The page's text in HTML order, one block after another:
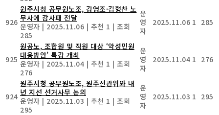
926
원주시청 공무원노조, 강영조·김형찬 노
무사에 감사패 전달
운영자 | 2025.11.06 | 추천 1 | 조회
285
운
영
자
2025.11.06 1 285
925
원공노, 조합원 및 직원 대상 ‘악성민원
대응방안’ 특강 개최
운영자 | 2025.11.04 | 추천 1 | 조회
276
운
영
자
2025.11.04 1 276
924
원주시청 공무원노조, 원주선관위와 내
년 지선 선거사무 논의
운영자 | 2025.11.03 | 추천 1 | 조회
295
운
영
자
2025.11.03 1 295